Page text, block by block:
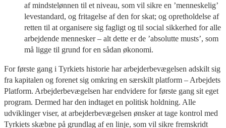
af mindstelønnen til et niveau, som vil sikre en ’menneskelig’
levestandard, og fritagelse af den for skat; og opretholdelse af
retten til at organisere sig fagligt og til social sikkerhed for alle
arbejdende mennesker – alt dette er de ’absolutte musts’, som
må ligge til grund for en sådan økonomi.
For første gang i Tyrkiets historie har arbejderbevægelsen adskilt sig
fra kapitalen og forenet sig omkring en særskilt platform – Arbejdets
Platform. Arbejderbevægelsen har endvidere for første gang sit eget
program. Dermed har den indtaget en politisk holdning. Alle
udviklinger viser, at arbejderbevægelsen ønsker at tage kontrol med
Tyrkiets skæbne på grundlag af en linje, som vil sikre fremskridt